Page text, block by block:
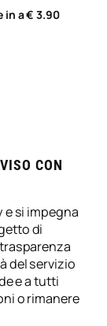
in a € 3.90
CON
e si impegna
di
del servizio
e a tutti
o rimanere